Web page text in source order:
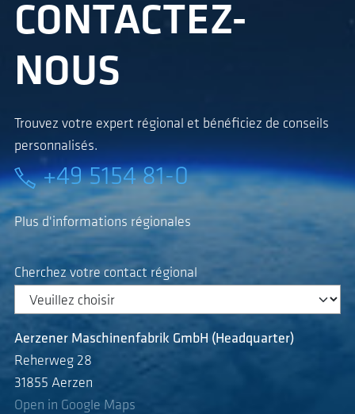
CONTACTEZ-
NOUS
Trouvez votre expert régional et bénéficiez de conseils
personnalisés.
+49 5154 81-0
Plus d'informations régionales
Cherchez votre contact régional
Aerzener Maschinenfabrik GmbH (Headquarter)
Reherweg 28
31855 Aerzen
Open in Google Maps